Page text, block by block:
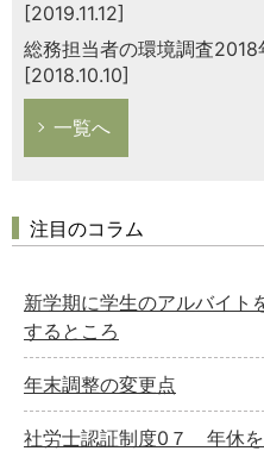
[2019.11.12]
総務担当者の環境調査2018
[2018.10.10]
一覧へ
注目のコラム
新学期に学生のアルバイト
するところ
年末調整の変更点
社労士認証制度0７ 年休を